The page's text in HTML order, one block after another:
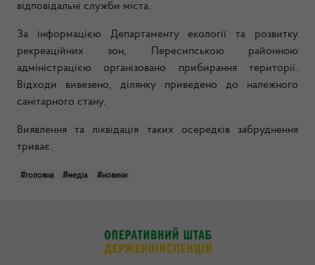
відповідальні служби міста.
За інформацією Департаменту екології та розвитку
рекреаційних зон, Пересипською районною
адміністрацією організовано прибирання території.
Відходи вивезено, ділянку приведено до належного
санітарного стану.
Виявлення та ліквідація таких осередків забруднення
триває.
#головна #медіа #новини